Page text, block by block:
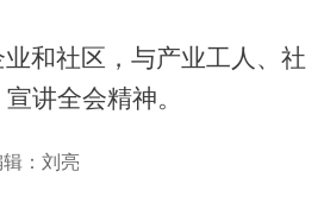
和社区，与产业工人、社
讲全会精神。
：刘亮